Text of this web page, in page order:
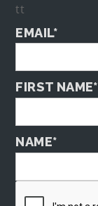
tt
EMAIL*
FIRST NAME*
NAME*